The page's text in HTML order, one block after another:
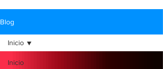
Blog
Inicio
Inicio